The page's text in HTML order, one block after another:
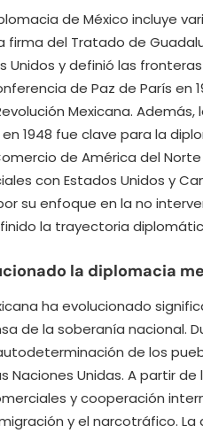
de México incluye
firma del Tratado de
Unidos y definió las
de Paz de París en
Mexicana.
1948 fue clave para la
de América del
con Estados Unidos y
su enfoque en la no
la trayectoria
la diplomacia
ha evolucionado
de la soberanía nacional.
de los
Naciones Unidas. A partir
y cooperación
y el narcotráfico.